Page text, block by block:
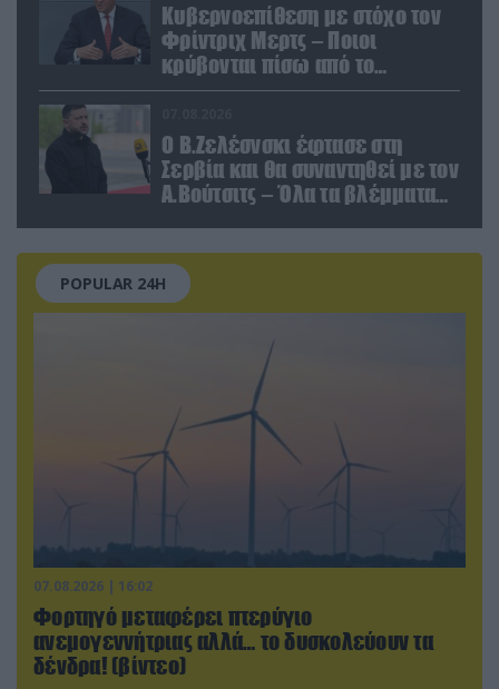
Κυβερνοεπίθεση με στόχο τον
Φρίντριχ Μερτς – Ποιοι
κρύβονται πίσω από το
παραποιημένο βίντεο
Ο Β.Ζελέσνσκι έφτασε στη
Σερβία και θα συναντηθεί με τον
Α.Βούτσιτς – Όλα τα βλέμματα
POPULAR 24H
07.08.2026 | 16:02
Φορτηγό μεταφέρει πτερύγιο
ανεμογεννήτριας αλλά… το δυσκολεύουν τα
δένδρα! (βίντεο)